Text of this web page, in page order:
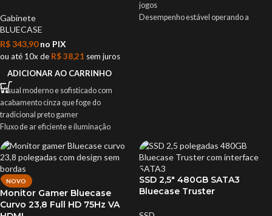
Gabinete
BLUECASE
R$343,90no PIX
ou até 10x de R$38,21 sem juros
ADICIONAR AO CARRINHO
Visual moderno e sofisticado com
acabamento cinza que foge do
tradicional preto gamer
Fluxo de ar eficiente e iluminação
personalizável com 5 fans ARGB de
120mm pré-instalados
Compatível com placas-mãe Micro ATX
e Mini ITX para builds compactas e
versáteis
Suporta placas de vídeo de até 330mm e
coolers de até 160mm para
jogos
Desempenho estável operando a
NOVO
Monitor Gamer Bluecase
Curvo 23,8 Full HD 75Hz VA
SSD 2,5″ 480GB SATA3
Bluecase Truster